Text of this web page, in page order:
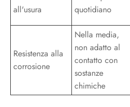
all'usura
quotidiano
Resistenza alla
corrosione
Nella media,
non adatto al
contatto con
sostanze
chimiche